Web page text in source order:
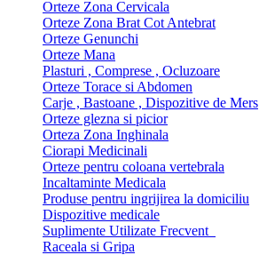
Orteze Zona Cervicala
Orteze Zona Brat Cot Antebrat
Orteze Genunchi
Orteze Mana
Plasturi , Comprese , Ocluzoare
Orteze Torace si Abdomen
Carje , Bastoane , Dispozitive de Mers
Orteze glezna si picior
Orteza Zona Inghinala
Ciorapi Medicinali
Orteze pentru coloana vertebrala
Incaltaminte Medicala
Produse pentru ingrijirea la domiciliu
Dispozitive medicale
Suplimente Utilizate Frecvent
Raceala si Gripa